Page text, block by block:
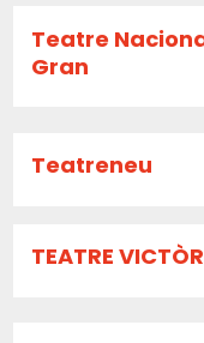
Teatre
Gran
Teatreneu
TEATRE